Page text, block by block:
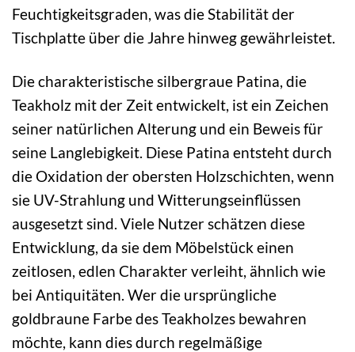
Feuchtigkeitsgraden, was die Stabilität der
Tischplatte über die Jahre hinweg gewährleistet.
Die charakteristische silbergraue Patina, die
Teakholz mit der Zeit entwickelt, ist ein Zeichen
seiner natürlichen Alterung und ein Beweis für
seine Langlebigkeit. Diese Patina entsteht durch
die Oxidation der obersten Holzschichten, wenn
sie UV-Strahlung und Witterungseinflüssen
ausgesetzt sind. Viele Nutzer schätzen diese
Entwicklung, da sie dem Möbelstück einen
zeitlosen, edlen Charakter verleiht, ähnlich wie
bei Antiquitäten. Wer die ursprüngliche
goldbraune Farbe des Teakholzes bewahren
möchte, kann dies durch regelmäßige